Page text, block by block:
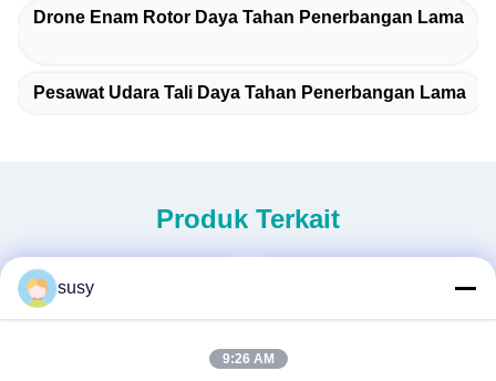
Drone Enam Rotor Daya Tahan Penerbangan Lama
Pesawat Udara Tali Daya Tahan Penerbangan Lama
Produk Terkait
susy
9:26 AM